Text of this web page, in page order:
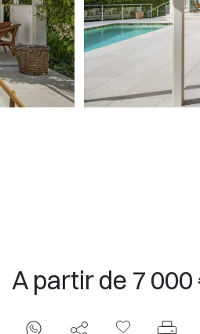
A partir de 7